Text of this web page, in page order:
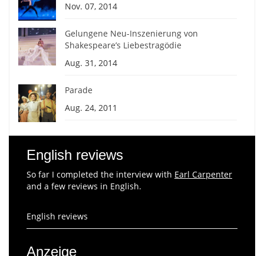
Nov. 07, 2014
Gelungene Neu-Inszenierung von
Shakespeare’s Liebestragödie
Aug. 31, 2014
Parade
Aug. 24, 2011
English reviews
So far I completed the interview with Earl Carpenter
and a few reviews in English.
English reviews
Anzeige